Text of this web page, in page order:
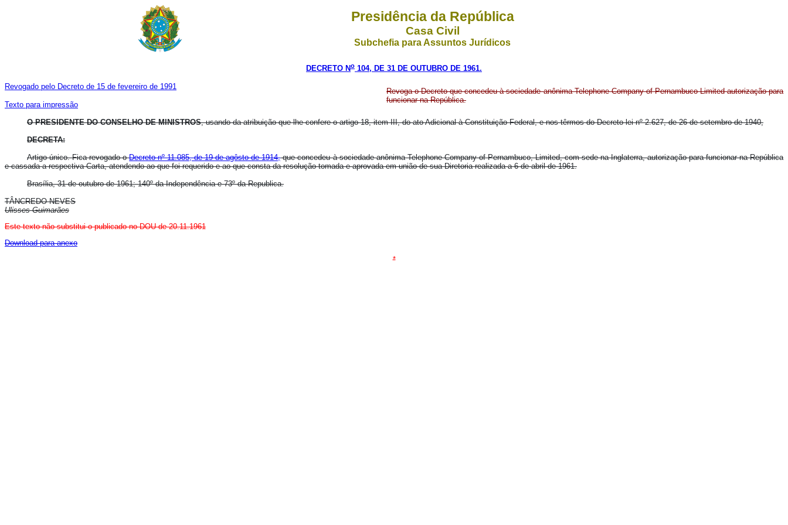
Presidência da República
Casa Civil
Subchefia para Assuntos Jurídicos
DECRETO No 104, DE 31 DE OUTUBRO DE 1961.
Revogado pelo Decreto de 15 de fevereiro de 1991
Texto para impressão
Revoga o Decreto que concedeu à sociedade anônima Telephone Company of Pernambuco Limited autorização para
funcionar na República.
O PRESIDENTE DO CONSELHO DE MINISTROS, usando da atribuição que lhe confere o artigo 18, item III, do ato Adicional à Constituição Federal, e nos têrmos do Decreto-lei nº 2.627, de 26 de setembro de 1940,
DECRETA:
Artigo único. Fica revogado oDecreto nº 11.085, de 19 de agôsto de 1914,que concedeu à sociedade anônima Telephone Company of Pernambuco, Limited, com sede na Inglaterra, autorização para funcionar na República
e cassada a respectiva Carta, atendendo ao que foi requerido e ao que consta da resolução tomada e aprovada em união de sua Diretoria realizada a 6 de abril de 1961.
Brasília, 31 de outubro de 1961; 140º da Independência e 73º da Republica.
TÂNCREDO NEVES
Ulisses Guimarães
Este texto não substitui o publicado no DOU de 20.11.1961
Download para anexo
*